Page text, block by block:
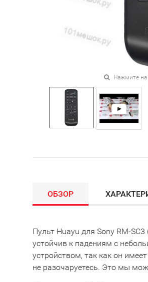
Нажмите на
ОБЗОР
Пульт Huayu для Sony RM-
устойчив к падениям с
устройством, так как он
не разочаруетесь. Это мы